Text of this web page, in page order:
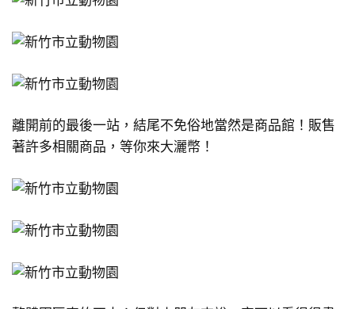
離開前的最後一站，結尾不免俗地當然是商品館！販售
著許多相關商品，等你來大灑幣！